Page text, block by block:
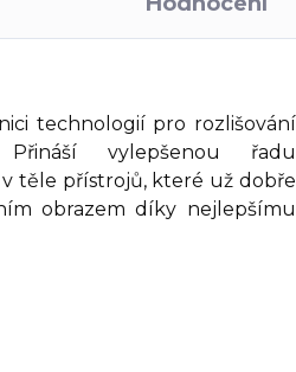
technologií pro rozlišování
vylepšenou řadu
těle přístrojů, které už dobře
obrazem díky nejlepšímu